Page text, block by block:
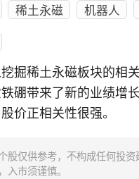
稀土永磁 机器人
掘稀土永磁板块的相
硼带来了新的业绩增
价正相关性很强。
股仅供参考，不构成任何投资
入市须谨慎。